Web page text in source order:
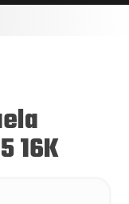
16K